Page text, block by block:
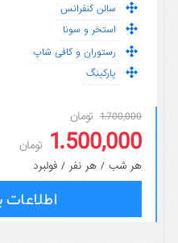
سالن کنفرانس
استخر و سونا
رستوران و کافی شاپ
پارکینگ
1.700,000 تومان
1.500,000 تومان
هر شب / هر نفر / فولبرد